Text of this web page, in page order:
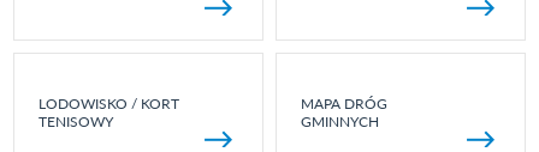
LODOWISKO / KORT
TENISOWY
MAPA DRÓG
GMINNYCH